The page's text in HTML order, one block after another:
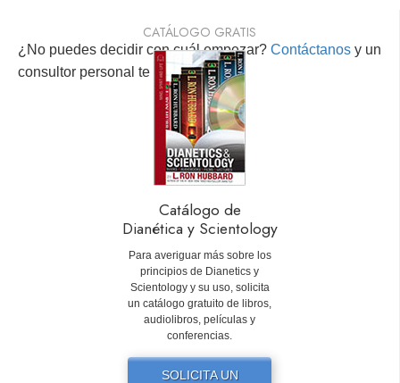
¿No puedes decidir con cuál empezar? Contáctanos y un
consultor personal te ayudará.
CATÁLOGO GRATIS
Catálogo de
Dianética y Scientology
Para averiguar más sobre los
principios de Dianetics y
Scientology y su uso, solicita
un catálogo gratuito de libros,
audiolibros, películas y
conferencias.
SOLICITA UN